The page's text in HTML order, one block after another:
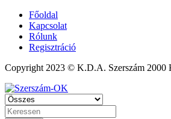
Főoldal
Kapcsolat
Rólunk
Regisztráció
Copyright 2023 © K.D.A. Szerszám 2000